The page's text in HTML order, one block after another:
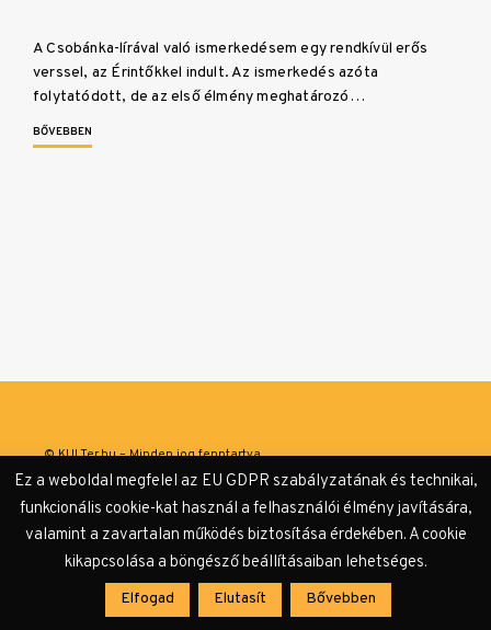
A Csobánka-lírával való ismerkedésem egy rendkívül erős
verssel, az Érintőkkel indult. Az ismerkedés azóta
folytatódott, de az első élmény meghatározó…
BŐVEBBEN
© KULTer.hu – Minden jog fenntartva
Adatvédelmi tájékoztató
Ez a weboldal megfelel az EU GDPR szabályzatának és technikai,
funkcionális cookie-kat használ a felhasználói élmény javítására,
valamint a zavartalan működés biztosítása érdekében. A cookie
kikapcsolása a böngésző beállításaiban lehetséges.
Elfogad Elutasít Bővebben